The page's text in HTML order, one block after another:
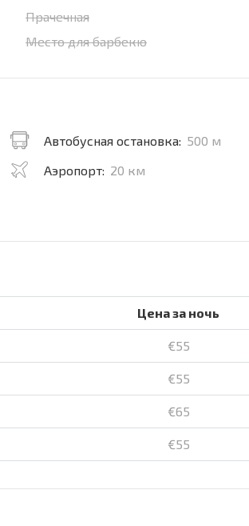
Прачечная
Место для барбекю
Автобусная остановка: 500 м
Аэропорт: 20 км
Цена за ночь
€55
€55
€65
€55